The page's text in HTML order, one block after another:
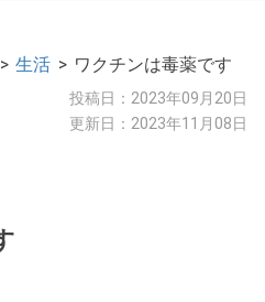
> 生活 > ワクチンは毒薬です
投稿日：2023年09月20日
更新日：2023年11月08日